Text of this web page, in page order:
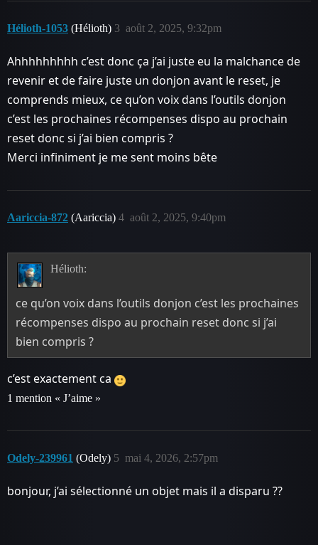
Hélioth-1053 (Hélioth) août 2, 2025, 9:32pm
3
Ahhhhhhhhh c’est donc ça j’ai juste eu la malchance de
revenir et de faire juste un donjon avant le reset, je
comprends mieux, ce qu’on voix dans l’outils donjon
c’est les prochaines récompenses dispo au prochain
reset donc si j’ai bien compris ?
Merci infiniment je me sent moins bête
Aariccia-872 (Aariccia) août 2, 2025, 9:40pm
4
Hélioth:
ce qu’on voix dans l’outils donjon c’est les prochaines
récompenses dispo au prochain reset donc si j’ai
bien compris ?
c’est exactement ca
1 mention « J’aime »
Odely-239961 (Odely) mai 4, 2026, 2:57pm
5
bonjour, j’ai sélectionné un objet mais il a disparu ??